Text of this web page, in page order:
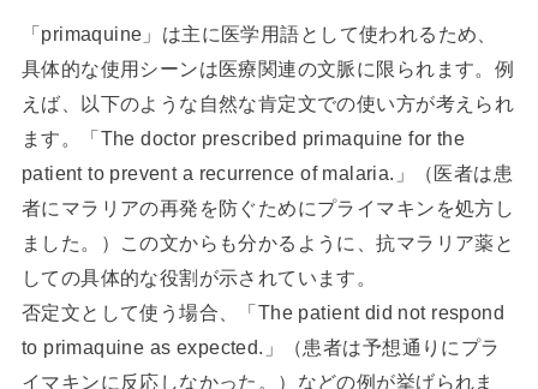
「primaquine」は主に医学用語として使われるため、
具体的な使用シーンは医療関連の文脈に限られます。例
えば、以下のような自然な肯定文での使い方が考えられ
ます。「The doctor prescribed primaquine for the
patient to prevent a recurrence of malaria.」（医者は患
者にマラリアの再発を防ぐためにプライマキンを処方し
ました。）この文からも分かるように、抗マラリア薬と
しての具体的な役割が示されています。
否定文として使う場合、「The patient did not respond
to primaquine as expected.」（患者は予想通りにプラ
イマキンに反応しなかった。）などの例が挙げられま